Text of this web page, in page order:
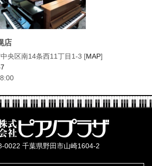
店
央区南14条西11丁目1-3 [MAP]
0022 千葉県野田市山崎1604-2